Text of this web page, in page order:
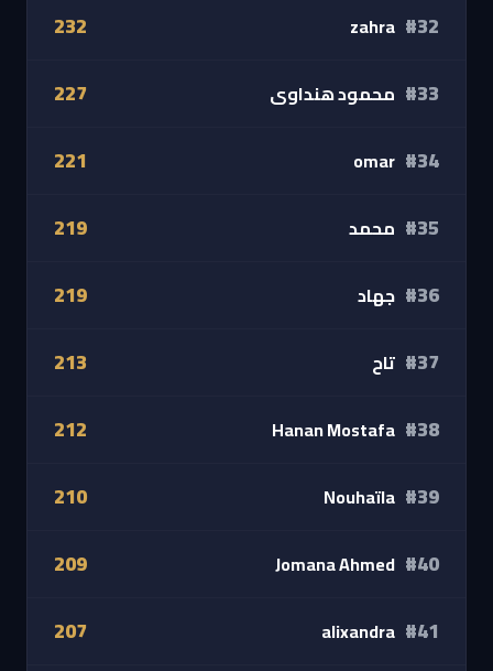
#32
zahra
232
#33 محمود هنداوى
227
#34
omar
221
#35 محمد
219
#36 جهاد
219
#37 تاح
213
#38
Hanan Mostafa
212
#39
Nouhaïla
210
#40
Jomana Ahmed
209
#41
alixandra
207